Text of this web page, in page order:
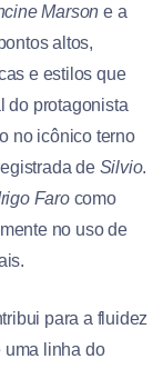
Marson e a
altos,
e estilos que
do protagonista
no icônico terno
de Silvio.
Farocomo
no uso de
para a fluidez
uma linha do